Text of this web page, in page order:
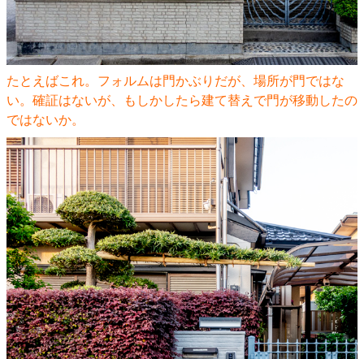
たとえばこれ。フォルムは門かぶりだが、場所が門ではな
い。確証はないが、もしかしたら建て替えで門が移動したの
ではないか。